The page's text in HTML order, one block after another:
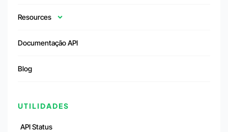
Resources
Documentação API
Blog
UTILIDADES
API Status